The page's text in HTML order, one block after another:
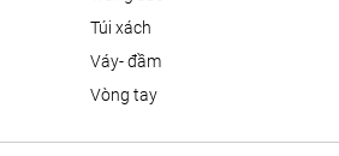
túi xách
váy- đầm
vòng tay